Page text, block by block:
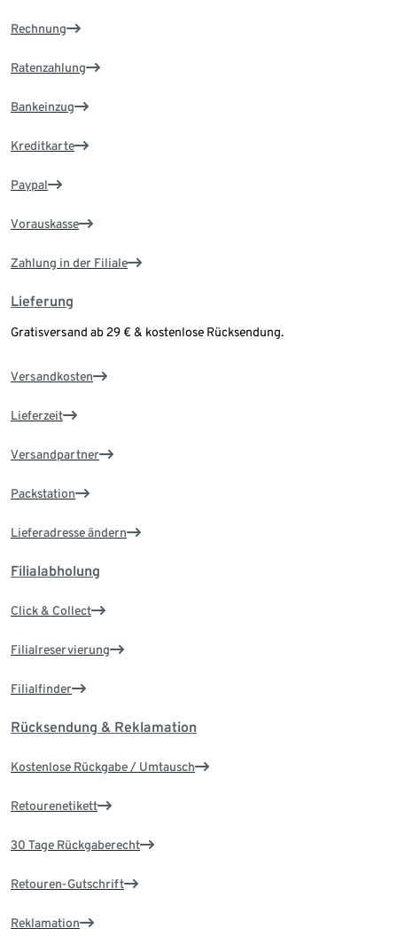
Rechnung
Ratenzahlung
Bankeinzug
Kreditkarte
Paypal
Vorauskasse
Zahlung in der Filiale
Lieferung
Gratisversand ab 29 € & kostenlose Rücksendung.
Versandkosten
Lieferzeit
Versandpartner
Packstation
Lieferadresse ändern
Filialabholung
Click & Collect
Filialreservierung
Filialfinder
Rücksendung & Reklamation
Kostenlose Rückgabe / Umtausch
Retourenetikett
30 Tage Rückgaberecht
Retouren-Gutschrift
Reklamation